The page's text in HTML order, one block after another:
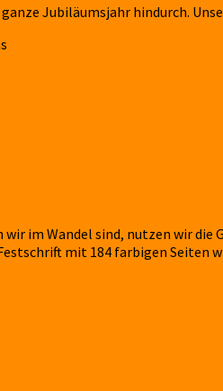
Jubiläumsjahr hindurch.
im Wandel sind, nutzen wir die
mit 184 farbigen Seiten